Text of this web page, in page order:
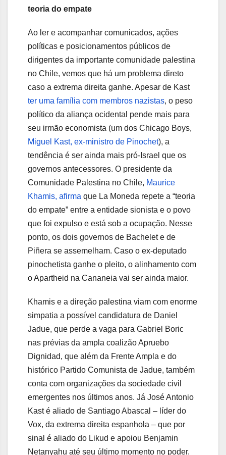
teoria do empate
Ao ler e acompanhar comunicados, ações
políticas e posicionamentos públicos de
dirigentes da importante comunidade palestina
no Chile, vemos que há um problema direto
caso a extrema direita ganhe. Apesar de Kast
ter uma família com membros nazistas, o peso
político da aliança ocidental pende mais para
seu irmão economista (um dos Chicago Boys,
Miguel Kast, ex-ministro de Pinochet), a
tendência é ser ainda mais pró-Israel que os
governos antecessores. O presidente da
Comunidade Palestina no Chile, Maurice
Khamis, afirma que La Moneda repete a “teoria
do empate” entre a entidade sionista e o povo
que foi expulso e está sob a ocupação. Nesse
ponto, os dois governos de Bachelet e de
Piñera se assemelham. Caso o ex-deputado
pinochetista ganhe o pleito, o alinhamento com
o Apartheid na Cananeia vai ser ainda maior.
Khamis e a direção palestina viam com enorme
simpatia a possível candidatura de Daniel
Jadue, que perde a vaga para Gabriel Boric
nas prévias da ampla coalizão Apruebo
Dignidad, que além da Frente Ampla e do
histórico Partido Comunista de Jadue, também
conta com organizações da sociedade civil
emergentes nos últimos anos. Já José Antonio
Kast é aliado de Santiago Abascal – líder do
Vox, da extrema direita espanhola – que por
sinal é aliado do Likud e apoiou Benjamin
Netanyahu até seu último momento no poder.